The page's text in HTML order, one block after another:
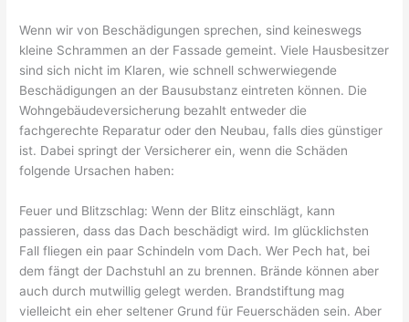
Wenn wir von Beschädigungen sprechen, sind keineswegs
kleine Schrammen an der Fassade gemeint. Viele Hausbesitzer
sind sich nicht im Klaren, wie schnell schwerwiegende
Beschädigungen an der Bausubstanz eintreten können. Die
Wohngebäudeversicherung bezahlt entweder die
fachgerechte Reparatur oder den Neubau, falls dies günstiger
ist. Dabei springt der Versicherer ein, wenn die Schäden
folgende Ursachen haben:
Feuer und Blitzschlag: Wenn der Blitz einschlägt, kann
passieren, dass das Dach beschädigt wird. Im glücklichsten
Fall fliegen ein paar Schindeln vom Dach. Wer Pech hat, bei
dem fängt der Dachstuhl an zu brennen. Brände können aber
auch durch mutwillig gelegt werden. Brandstiftung mag
vielleicht ein eher seltener Grund für Feuerschäden sein. Aber